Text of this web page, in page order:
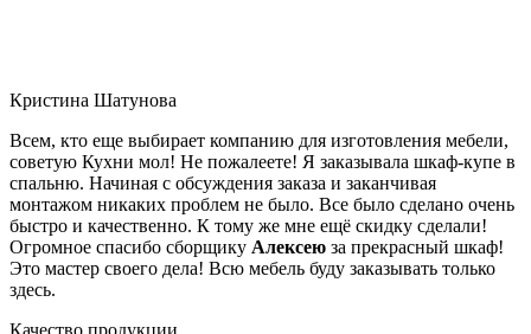
Кристина Шатунова
Всем, кто еще выбирает компанию для изготовления мебели,
советую Кухни мол! Не пожалеете! Я заказывала шкаф-купе в
спальню. Начиная с обсуждения заказа и заканчивая
монтажом никаких проблем не было. Все было сделано очень
быстро и качественно. К тому же мне ещё скидку сделали!
Огромное спасибо сборщику Алексею за прекрасный шкаф!
Это мастер своего дела! Всю мебель буду заказывать только
здесь.
Качество продукции